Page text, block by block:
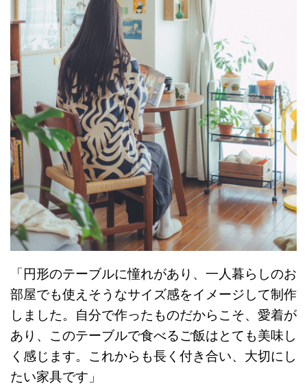
「円形のテーブルに憧れがあり、一人暮らしのお
部屋でも使えそうなサイズ感をイメージして制作
しました。自分で作ったものだからこそ、愛着が
あり、このテーブルで食べるご飯はとても美味し
く感じます。これからも長く付き合い、大切にし
たい家具です」